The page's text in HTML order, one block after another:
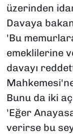
üzerinden
Davaya
'Bu
emeklilerine
davayı
Bunu da iki
'Eğer
verirse bu